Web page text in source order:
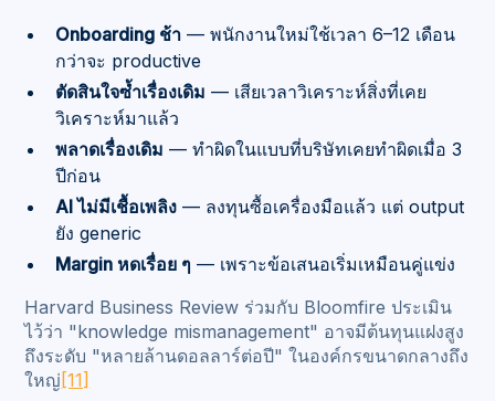
Onboarding ช้า — พนักงานใหม่ใช้เวลา 6–12 เดือน
กว่าจะ productive
ตัดสินใจซ้ำเรื่องเดิม — เสียเวลาวิเคราะห์สิ่งที่เคย
วิเคราะห์มาแล้ว
พลาดเรื่องเดิม — ทำผิดในแบบที่บริษัทเคยทำผิดเมื่อ 3
ปีก่อน
AI ไม่มีเชื้อเพลิง — ลงทุนซื้อเครื่องมือแล้ว แต่ output
ยัง generic
Margin หดเรื่อย ๆ — เพราะข้อเสนอเริ่มเหมือนคู่แข่ง
Harvard Business Review ร่วมกับ Bloomfire ประเมิน
ไว้ว่า "knowledge mismanagement" อาจมีต้นทุนแฝงสูง
ถึงระดับ "หลายล้านดอลลาร์ต่อปี" ในองค์กรขนาดกลางถึง
ใหญ่ [11]